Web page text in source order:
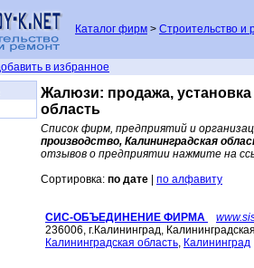
Каталог фирм > Строительство и
в избранное
Жалюзи: продажа,
область
Список фирм, предприятий и
производство, Калининградская
отзывов о предприятии нажмите на
Сортировка: по дате по алфавиту
СИС-ОБЪЕДИНЕНИЕ ФИРМА
236006, г.Калининград,
Калининградская область, Калининград